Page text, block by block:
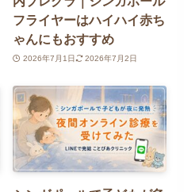
フライヤーはハイハイ赤ち
ゃんにもおすすめ
2026年7月1日 2026年7月2日